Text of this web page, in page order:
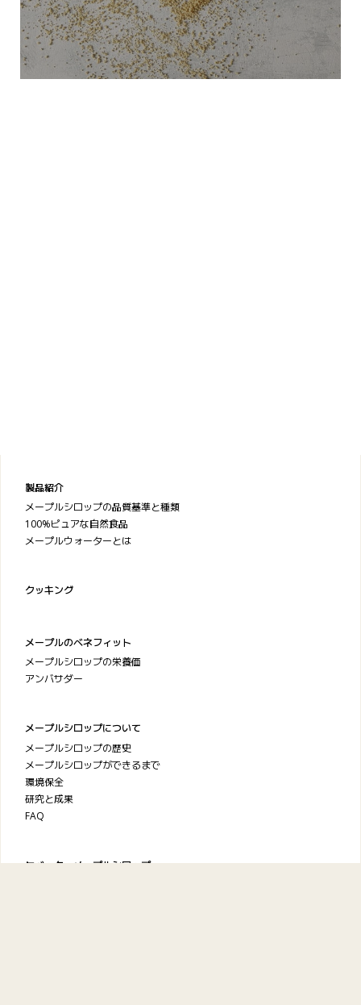
製品紹介
メープルシロップの品質基準と種類
100%ピュアな自然食品
メープルウォーターとは
クッキング
メープルのベネフィット
メープルシロップの栄養価
アンバサダー
メープルシロップについて
メープルシロップの歴史
メープルシロップができるまで
環境保全
研究と成果
FAQ
ケベック・メープルシロップ